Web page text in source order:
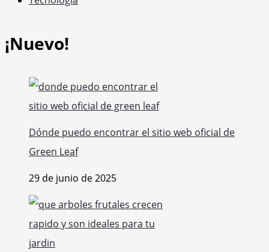
¡Nuevo!
Dónde puedo encontrar el sitio web oficial de
Green Leaf
29 de junio de 2025